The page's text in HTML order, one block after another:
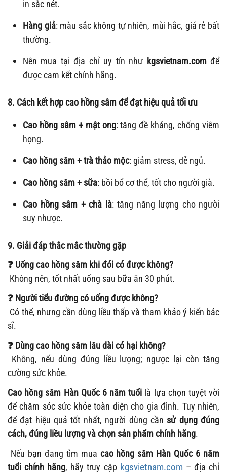
in sắc nét.
Hàng giả: màu sắc không tự nhiên, mùi hắc, giá rẻ bất
thường.
Nên mua tại địa chỉ uy tín như kgsvietnam.comđể
được cam kết chính hãng.
8. Cách kết hợp cao hồng sâm để đạt hiệu quả tối ưu
Cao hồng sâm + mật ong: tăng đề kháng, chống viêm
họng.
Cao hồng sâm + trà thảo mộc: giảm stress, dễ ngủ.
Cao hồng sâm + sữa: bồi bổ cơ thể, tốt cho người già.
Cao hồng sâm + chà là: tăng năng lượng cho người
suy nhược.
9. Giải đáp thắc mắc thường gặp
❓ Uống cao hồng sâm khi đói có được không?
Không nên, tốt nhất uống sau bữa ăn 30 phút.
❓ Người tiểu đường có uống được không?
Có thể, nhưng cần dùng liều thấp và tham khảo ý kiến bác
sĩ.
❓ Dùng cao hồng sâm lâu dài có hại không?
Không, nếu dùng đúng liều lượng; ngược lại còn tăng
cường sức khỏe.
Cao hồng sâm Hàn Quốc 6 năm tuổi là lựa chọn tuyệt vời
để chăm sóc sức khỏe toàn diện cho gia đình. Tuy nhiên,
để đạt hiệu quả tốt nhất, người dùng cần sử dụng đúng
cách, đúng liều lượng và chọn sản phẩm chính hãng.
Nếu bạn đang tìm mua cao hồng sâm Hàn Quốc 6 năm
tuổi chính hãng, hãy truy cập kgsvietnam.com – địa chỉ